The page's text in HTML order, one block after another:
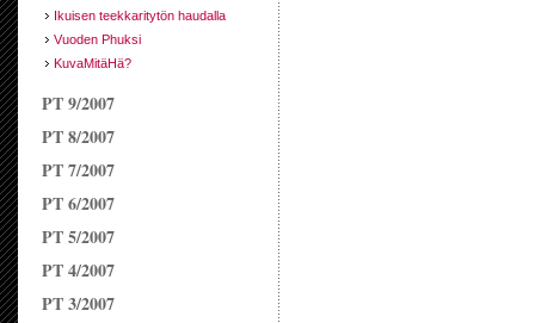
Ikuisen teekkari­tytön haudalla
Vuoden Phuksi
KuvaMitäHä?
PT 9/2007
PT 8/2007
PT 7/2007
PT 6/2007
PT 5/2007
PT 4/2007
PT 3/2007